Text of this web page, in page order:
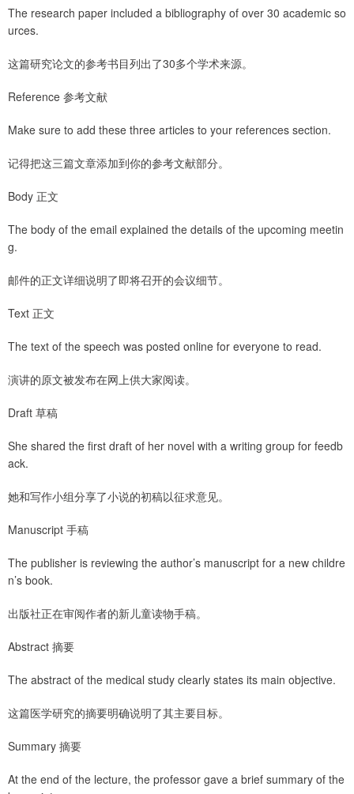
The research paper included a bibliography of over 30 academic so
urces.
这篇研究论文的参考书目列出了30多个学术来源。
Reference 参考文献
Make sure to add these three articles to your references section.
记得把这三篇文章添加到你的参考文献部分。
Body 正文
The body of the email explained the details of the upcoming meetin
g.
邮件的正文详细说明了即将召开的会议细节。
Text 正文
The text of the speech was posted online for everyone to read.
演讲的原文被发布在网上供大家阅读。
Draft 草稿
She shared the first draft of her novel with a writing group for feedb
ack.
她和写作小组分享了小说的初稿以征求意见。
Manuscript 手稿
The publisher is reviewing the author’s manuscript for a new childre
n’s book.
出版社正在审阅作者的新儿童读物手稿。
Abstract 摘要
The abstract of the medical study clearly states its main objective.
这篇医学研究的摘要明确说明了其主要目标。
Summary 摘要
At the end of the lecture, the professor gave a brief summary of the